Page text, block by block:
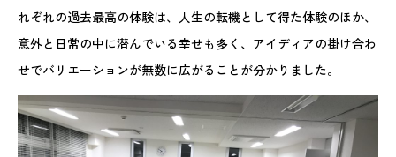
れぞれの過去最高の体験は、人生の転機として得た体験のほか、
意外と日常の中に潜んでいる幸せも多く、アイディアの掛け合わ
せでバリエーションが無数に広がることが分かりました。